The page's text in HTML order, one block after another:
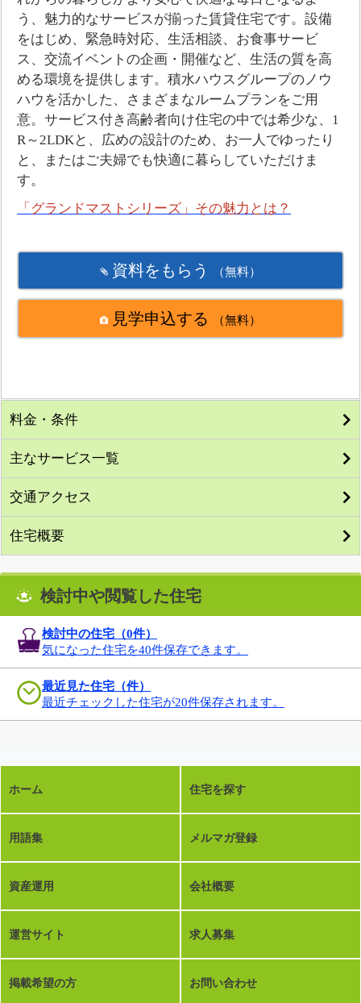
う、魅⼒的なサービスが揃った賃貸住宅です。設備
をはじめ、緊急時対応、⽣活相談、お⾷事サービ
ス、交流イベントの企画・開催など、生活の質を高
める環境を提供します。積水ハウスグループのノウ
ハウを活かした、さまざまなルームプランをご用
意。サービス付き高齢者向け住宅の中では希少な、1
R～2LDKと、広めの設計のため、お一人でゆったり
と、またはご夫婦でも快適に暮らしていただけま
す。
「グランドマストシリーズ」その魅力とは？
資料をもらう （無料）
見学申込する （無料）
料金・条件
主なサービス一覧
交通アクセス
住宅概要
検討中や閲覧した住宅
検討中の住宅（0件）
気になった住宅を40件保存できます。
最近見た住宅（件）
最近チェックした住宅が20件保存されます。
ホーム 住宅を探す
用語集 メルマガ登録
資産運用 会社概要
運営サイト 求人募集
掲載希望の方 お問い合わせ